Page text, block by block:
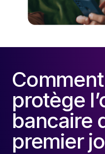
protège
bancaire
premier